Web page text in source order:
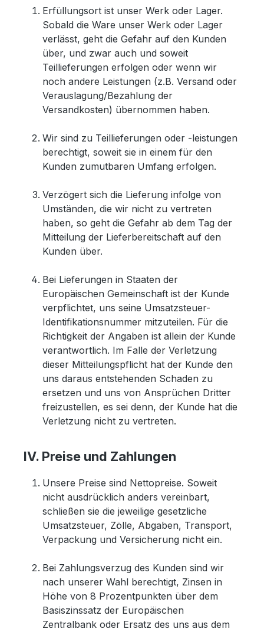
Erfüllungsort ist unser Werk oder Lager.
Sobald die Ware unser Werk oder Lager
verlässt, geht die Gefahr auf den Kunden
über, und zwar auch und soweit
Teillieferungen erfolgen oder wenn wir
noch andere Leistungen (z.B. Versand oder
Verauslagung/Bezahlung der
Versandkosten) übernommen haben.
Wir sind zu Teillieferungen oder -leistungen
berechtigt, soweit sie in einem für den
Kunden zumutbaren Umfang erfolgen.
Verzögert sich die Lieferung infolge von
Umständen, die wir nicht zu vertreten
haben, so geht die Gefahr ab dem Tag der
Mitteilung der Lieferbereitschaft auf den
Kunden über.
Bei Lieferungen in Staaten der
Europäischen Gemeinschaft ist der Kunde
verpflichtet, uns seine Umsatzsteuer-
Identifikationsnummer mitzuteilen. Für die
Richtigkeit der Angaben ist allein der Kunde
verantwortlich. Im Falle der Verletzung
dieser Mitteilungspflicht hat der Kunde den
uns daraus entstehenden Schaden zu
ersetzen und uns von Ansprüchen Dritter
freizustellen, es sei denn, der Kunde hat die
Verletzung nicht zu vertreten.
IV. Preise und Zahlungen
Unsere Preise sind Nettopreise. Soweit
nicht ausdrücklich anders vereinbart,
schließen sie die jeweilige gesetzliche
Umsatzsteuer, Zölle, Abgaben, Transport,
Verpackung und Versicherung nicht ein.
Bei Zahlungsverzug des Kunden sind wir
nach unserer Wahl berechtigt, Zinsen in
Höhe von 8 Prozentpunkten über dem
Basiszinssatz der Europäischen
Zentralbank oder Ersatz des uns aus dem